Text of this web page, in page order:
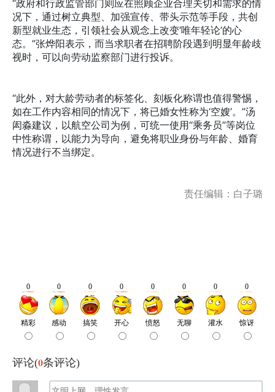
“政府和行政监管部门则应在照顾企业合理关切和需求的情
况下，通过树立典型、加强宣传、带头示范等手段，共创
新型就业生态，引领社会从观念上改变‘唯年轻论’的心
态。”张烨阳表示，而当求职者在招聘阶段遇到明显年龄歧
视时，可以向劳动监察部门进行投诉。
“此外，对大龄劳动者的标签化、刻板化称谓也值得警惕，
如在工作内容相同的情况下，将已婚女性称为‘空嫂’。”汤
闳淼建议，以航空公司为例，可统一使用“乘务员”等岗位
中性称谓，以能力为导向，避免将职业身份与年龄、婚育
情况进行不当绑定。
责任编辑：白子璐
评论(0条评论)